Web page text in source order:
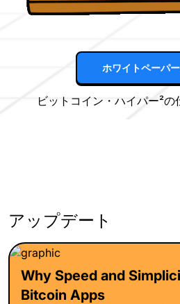
ホワイトペーパ
ビットコイン・ハイパー²
アップデート
Why Speed and
Bitcoin Apps